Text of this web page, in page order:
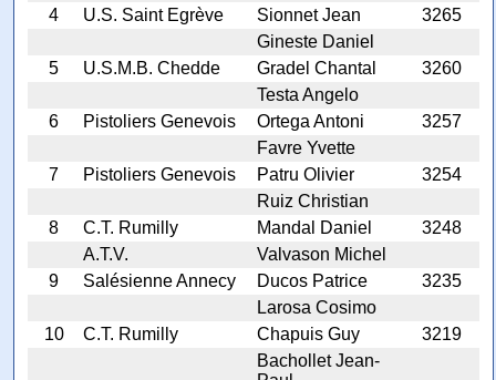
4
U.S. Saint Egrève Sionnet Jean
3265
Gineste Daniel
5
U.S.M.B. Chedde Gradel Chantal
3260
Testa Angelo
6
Pistoliers Genevois Ortega Antoni
3257
Favre Yvette
7
Pistoliers Genevois Patru Olivier
3254
Ruiz Christian
8
C.T. Rumilly Mandal Daniel
3248
A.T.V.
Valvason Michel
9
Salésienne Annecy Ducos Patrice
3235
Larosa Cosimo
10
C.T. Rumilly Chapuis Guy
3219
Bachollet Jean-